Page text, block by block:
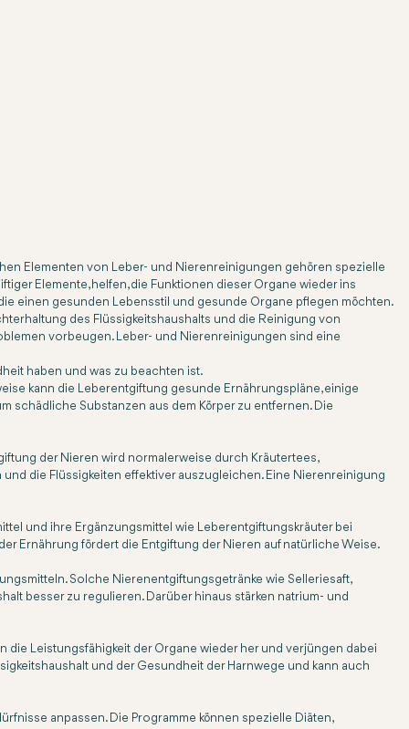
Elementen von Leber- und Nierenreinigungen gehören spezielle
Elemente, helfen, die Funktionen dieser Organe wieder ins
einen gesunden Lebensstil und gesunde Organe pflegen möchten.
des Flüssigkeitshaushalts und die Reinigung von
vorbeugen. Leber- und Nierenreinigungen sind eine
haben und was zu beachten ist.
kann die Leberentgiftung gesunde Ernährungspläne, einige
schädliche Substanzen aus dem Körper zu entfernen. Die
der Nieren wird normalerweise durch Kräutertees,
die Flüssigkeiten effektiver auszugleichen. Eine Nierenreinigung
und ihre Ergänzungsmittel wie Leberentgiftungskräuter bei
Ernährung fördert die Entgiftung der Nieren auf natürliche Weise.
Solche Nierenentgiftungsgetränke wie Selleriesaft,
besser zu regulieren. Darüber hinaus stärken natrium- und
Leistungsfähigkeit der Organe wieder her und verjüngen dabei
und der Gesundheit der Harnwege und kann auch
anpassen. Die Programme können spezielle Diäten,